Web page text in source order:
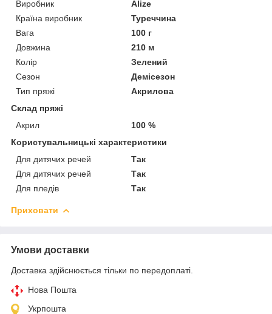
Виробник
Alize
Країна виробник
Туреччина
Вага
100 г
Довжина
210 м
Колір
Зелений
Сезон
Демісезон
Тип пряжі
Акрилова
Склад пряжі
Акрил
100 %
Користувальницькі характеристики
Для дитячих речей
Так
Для дитячих речей
Так
Для пледів
Так
Приховати
Умови доставки
Доставка здійснюється тільки по передоплаті.
Нова Пошта
Укрпошта